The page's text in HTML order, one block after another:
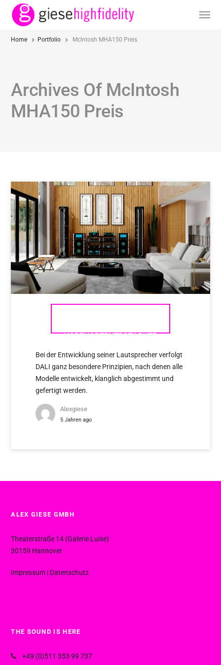
Home Portfolio McIntosh MHA150 Preis
Archives Of McIntosh
MHA150 Preis
KOPFHÖRERVERSTÄRKER
Bei der Entwicklung seiner Lautsprecher verfolgt
DALI ganz besondere Prinzipien, nach denen alle
Modelle entwickelt, klanglich abgestimmt und
gefertigt werden.
Alexgiese
5 Jahren ago
ALEX GIESE GMBH
Theaterstraße 14 (Galerie Luise)
30159 Hannover
Impressum | Datenschutz
THE SOUND IS HERE
+49 (0)511 353 99 737